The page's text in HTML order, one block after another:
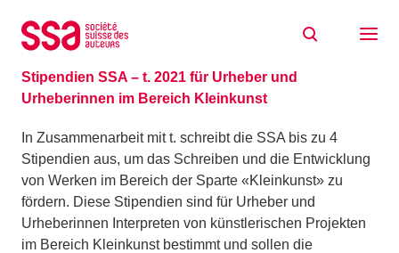
23/11/2020
Stipendien SSA – t. 2021 für Urheber und
Urheberinnen im Bereich Kleinkunst
In Zusammenarbeit mit t. schreibt die SSA bis zu 4
Stipendien aus, um das Schreiben und die Entwicklung
von Werken im Bereich der Sparte «Kleinkunst» zu
fördern. Diese Stipendien sind für Urheber und
Urheberinnen Interpreten von künstlerischen Projekten
im Bereich Kleinkunst bestimmt und sollen die